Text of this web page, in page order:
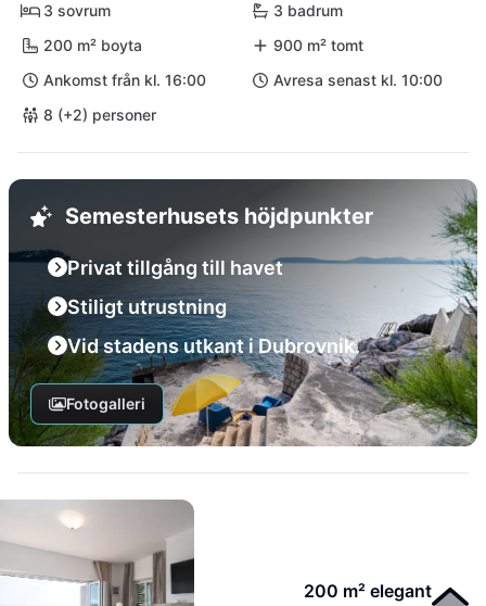
3 sovrum
3 badrum
200 m² boyta
900 m² tomt
Ankomst från kl. 16:00
Avresa senast kl. 10:00
8 (+2) personer
Semesterhusets höjdpunkter
Privat tillgång till havet
Stiligt utrustning
Vid stadens utkant i Dubrovnik.
Fotogalleri
200 m² elegant